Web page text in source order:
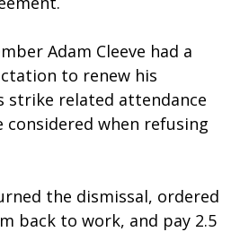
Adam Cleeve had a
to renew his
strike related attendance
considered when refusing
the dismissal, ordered
back to work, and pay 2.5